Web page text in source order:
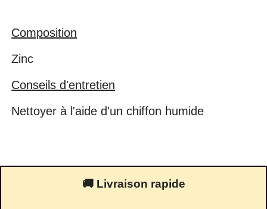
Composition
Zinc
Conseils d'entretien
Nettoyer à l'aide d'un chiffon humide
🚚 Livraison rapide